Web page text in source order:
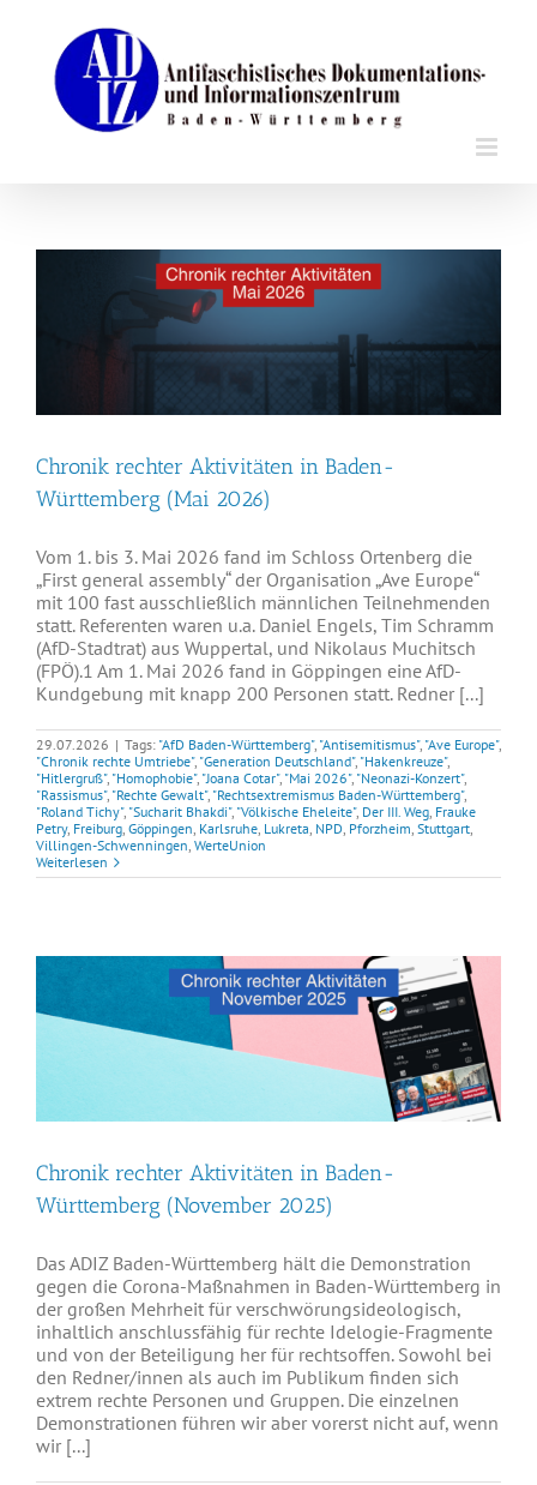
springen
Chronik rechter Aktivitäten in Baden-
Württemberg (Mai 2026)
Vom 1. bis 3. Mai 2026 fand im Schloss Ortenberg die
„First general assembly“ der Organisation „Ave Europe“
mit 100 fast ausschließlich männlichen Teilnehmenden
statt. Referenten waren u.a. Daniel Engels, Tim Schramm
(AfD-Stadtrat) aus Wuppertal, und Nikolaus Muchitsch
(FPÖ).1 Am 1. Mai 2026 fand in Göppingen eine AfD-
Kundgebung mit knapp 200 Personen statt. Redner [...]
29.07.2026 | Tags: "AfD Baden-Württemberg", "Antisemitismus", "Ave Europe",
"Chronik rechte Umtriebe", "Generation Deutschland", "Hakenkreuze",
"Hitlergruß", "Homophobie", "Joana Cotar", "Mai 2026", "Neonazi-Konzert",
"Rassismus", "Rechte Gewalt", "Rechtsextremismus Baden-Württemberg",
"Roland Tichy", "Sucharit Bhakdi", "Völkische Eheleite", Der III. Weg, Frauke
Petry, Freiburg, Göppingen, Karlsruhe, Lukreta, NPD, Pforzheim, Stuttgart,
Villingen-Schwenningen, WerteUnion
Weiterlesen
Chronik rechter Aktivitäten in Baden-
Württemberg (November 2025)
Das ADIZ Baden-Württemberg hält die Demonstration
gegen die Corona-Maßnahmen in Baden-Württemberg in
der großen Mehrheit für verschwörungsideologisch,
inhaltlich anschlussfähig für rechte Idelogie-Fragmente
und von der Beteiligung her für rechtsoffen. Sowohl bei
den Redner/innen als auch im Publikum finden sich
extrem rechte Personen und Gruppen. Die einzelnen
Demonstrationen führen wir aber vorerst nicht auf, wenn
wir [...]